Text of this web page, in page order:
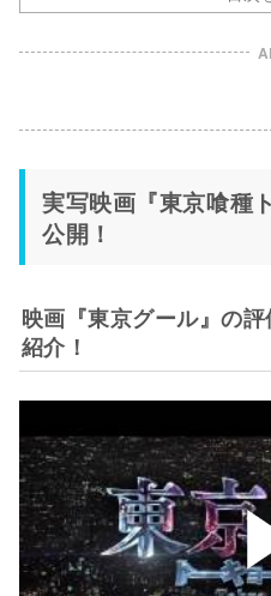
実写映画『東京喰種
公開！
映画『東京グール』の
紹介！